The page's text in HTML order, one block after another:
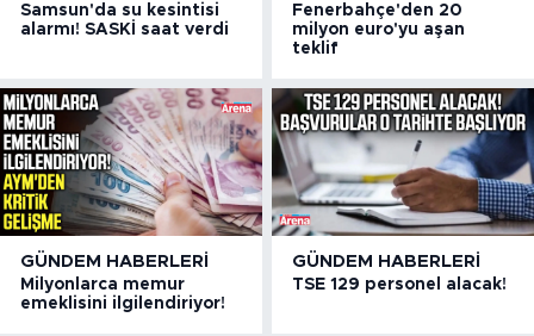
Samsun'da su kesintisi
alarmı! SASKİ saat verdi
Fenerbahçe'den 20
milyon euro'yu aşan
teklif
GÜNDEM HABERLERI
Milyonlarca memur
emeklisini ilgilendiriyor!
GÜNDEM HABERLERI
TSE 129 personel alacak!